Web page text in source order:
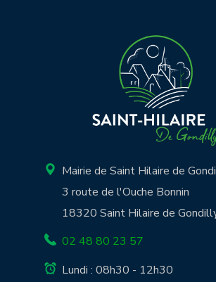
Mairie de Saint Hilaire de
3 route de l'Ouche Bonnin
18320 Saint Hilaire de
02 48 80 23 57
Lundi : 08h30 - 12h30